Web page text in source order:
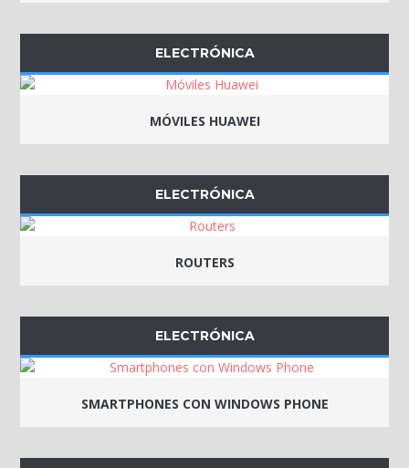
ELECTRÓNICA
MÓVILES HUAWEI
ELECTRÓNICA
ROUTERS
ELECTRÓNICA
SMARTPHONES CON WINDOWS PHONE